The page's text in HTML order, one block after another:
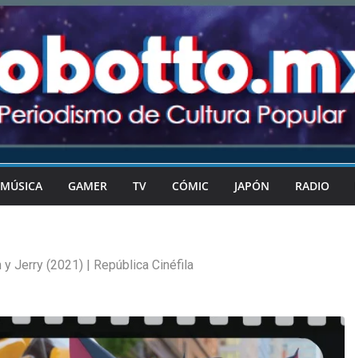
MÚSICA GAMER TV CÓMIC JAPÓN RADIO
y Jerry (2021) | República Cinéfila